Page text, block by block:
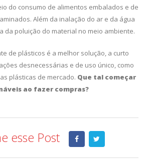
do consumo de alimentos embalados e de
Além da inalação do ar e da água
da poluição do material no meio ambiente.
de plásticos é a melhor solução, a curto
desnecessárias e de uso único, como
plásticas de mercado. Que tal começar
ao fazer compras?
esse Post